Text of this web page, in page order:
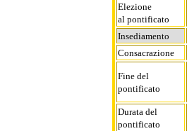
Elezione
al pontificato
Insediamento
Consacrazione
Fine del
pontificato
Durata del
pontificato